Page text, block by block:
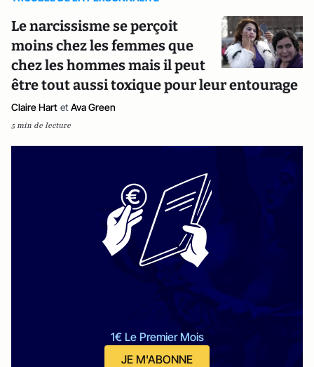
Le narcissisme se perçoit
moins chez les femmes que
chez les hommes mais il peut
être tout aussi toxique pour leur entourage
Claire Hart et Ava Green
5 min de lecture
1€ Le Premier Mois
JE M'ABONNE